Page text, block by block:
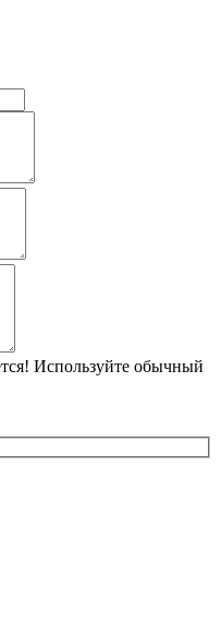
Используйте обычный